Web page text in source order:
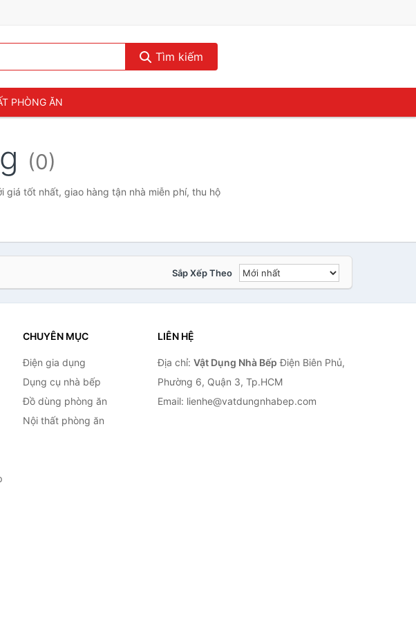
Tìm kiếm
PHÒNG ĂN
(0)
giá tốt nhất, giao hàng tận nhà miễn phí, thu hộ
Sắp Xếp Theo
CHUYÊN MỤC
Điện gia dụng
Dụng cụ nhà bếp
Đồ dùng phòng ăn
Nội thất phòng ăn
LIÊN HỆ
Địa chỉ: Vật Dụng Nhà Bếp Điện Biên Phủ,
Phường 6, Quận 3, Tp.HCM
Email: lienhe@vatdungnhabep.com